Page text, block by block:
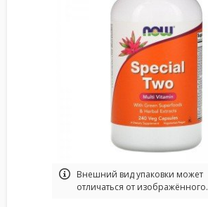
Bнешний вид упаковки может
отличаться от изображённого.